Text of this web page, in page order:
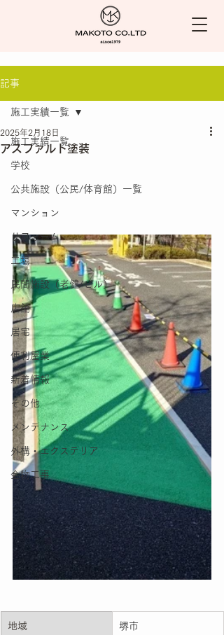
記事
施工実績一覧
学校
公共施設（公民/体育館）一覧
マンション
リフォーム
工場
民間施設（老健/ビル）
店舗
居宅
便利屋業
新着情報
その他
メンテナンス
外構・エクステリア
金物工事
施工実績一覧
アスファルト塗装
2025年2月18日
地域 堺市